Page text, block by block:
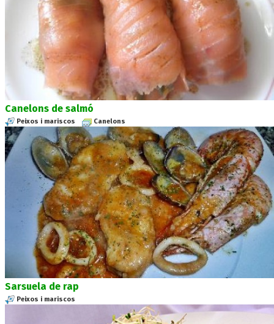
Canelons de salmó
Peixos i mariscos Canelons
Sarsuela de rap
Peixos i mariscos